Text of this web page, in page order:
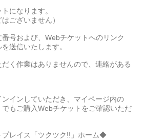
になります。
ございません）
号および、Webチケットへのリンク
送信いたします。
く作業はありませんので、連絡がある
インしていただき、マイページ内の
でもご購入Webチケットをご確認いただ
レイス「ツクツク!!」ホーム◆